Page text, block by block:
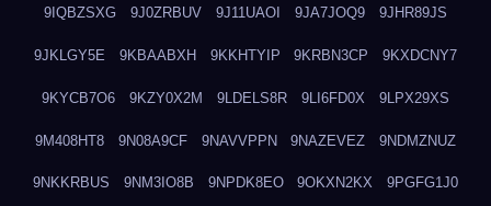
9IQBZSXG 9J0ZRBUV 9J11UAOI 9JA7JOQ9 9JHR89JS
9JKLGY5E 9KBAABXH 9KKHTYIP 9KRBN3CP 9KXDCNY7
9KYCB7O6 9KZY0X2M 9LDELS8R 9LI6FD0X 9LPX29XS
9M408HT8 9N08A9CF 9NAVVPPN 9NAZEVEZ 9NDMZNUZ
9NKKRBUS 9NM3IO8B 9NPDK8EO 9OKXN2KX 9PGFG1J0